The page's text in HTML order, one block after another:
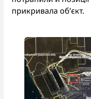
прикривала об’єкт.